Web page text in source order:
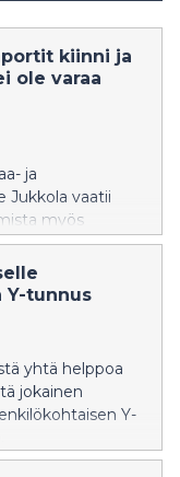
kiinni ja
ole varaa
ja
Jukkola vaatii
myös
ovat
Y-tunnus
yhtä helppoa
jokainen
Y-